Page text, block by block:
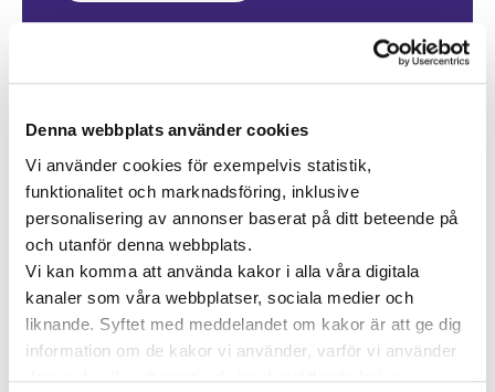
Denna webbplats använder cookies
Vi använder cookies för exempelvis statistik,
funktionalitet och marknadsföring, inklusive
personalisering av annonser baserat på ditt beteende på
och utanför denna webbplats.
Vi kan komma att använda kakor i alla våra digitala
kanaler som våra webbplatser, sociala medier och
liknande. Syftet med meddelandet om kakor är att ge dig
information om de kakor vi använder, varför vi använder
Forskning inom vård och hälsa
Hjärta för vården
Pressmeddelanden
Vården i Sverige
Vården internationellt
Viktig information
TAGGAR
AllergiAllergolog AstmaCancer Crohns